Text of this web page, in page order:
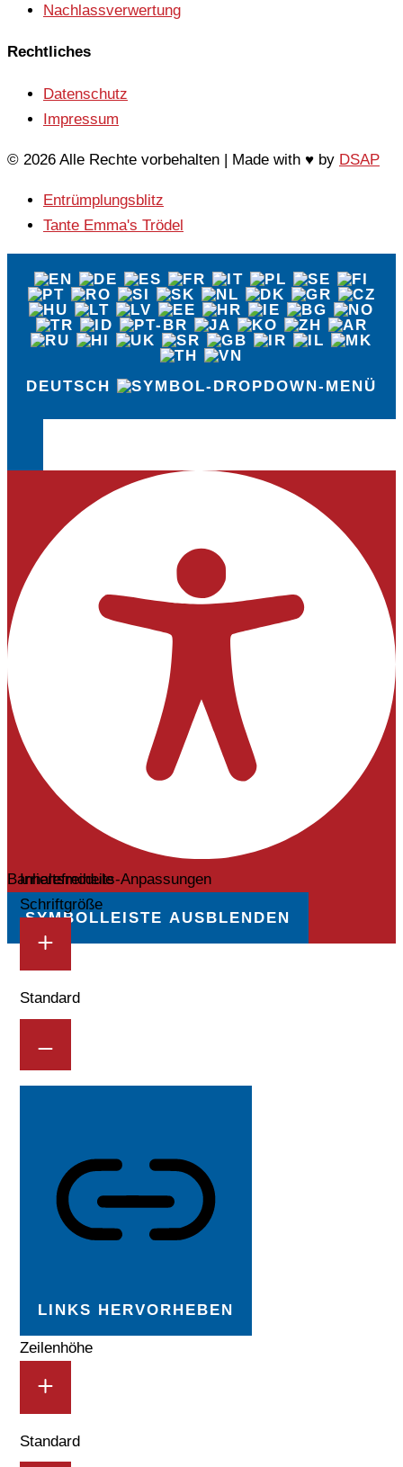
Nachlassverwertung
Rechtliches
Datenschutz
Impressum
© 2026 Alle Rechte vorbehalten | Made with ♥ by DSAP
Entrümplungsblitz
Tante Emma's Trödel
DEUTSCH
Barrierefreiheits-Anpassungen
SYMBOLLEISTE AUSBLENDEN
Inhaltsmodule
Schriftgröße
Standard
LINKS HERVORHEBEN
Zeilenhöhe
Standard